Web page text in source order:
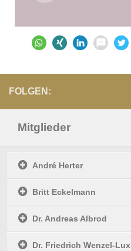
FOLGEN:
Mitglieder
André Herter
Britt Eckelmann
Dr. Andreas Albrod
Dr. Friedrich Wenzel-Lux